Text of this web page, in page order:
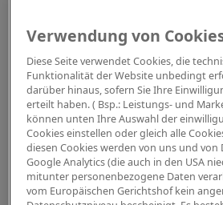
Verwendung von
Diese Seite verwendet Cookies, die
Funktionalität der Website unbedingt
darüber hinaus, sofern Sie Ihre
erteilt haben. ( Bsp.: Leistungs- und
können unten Ihre Auswahl der
Cookies einstellen oder gleich alle
diesen Cookies werden von uns und
Google Analytics (die auch in den USA
mitunter personenbezogene Daten
vom Europäischen Gerichtshof kein